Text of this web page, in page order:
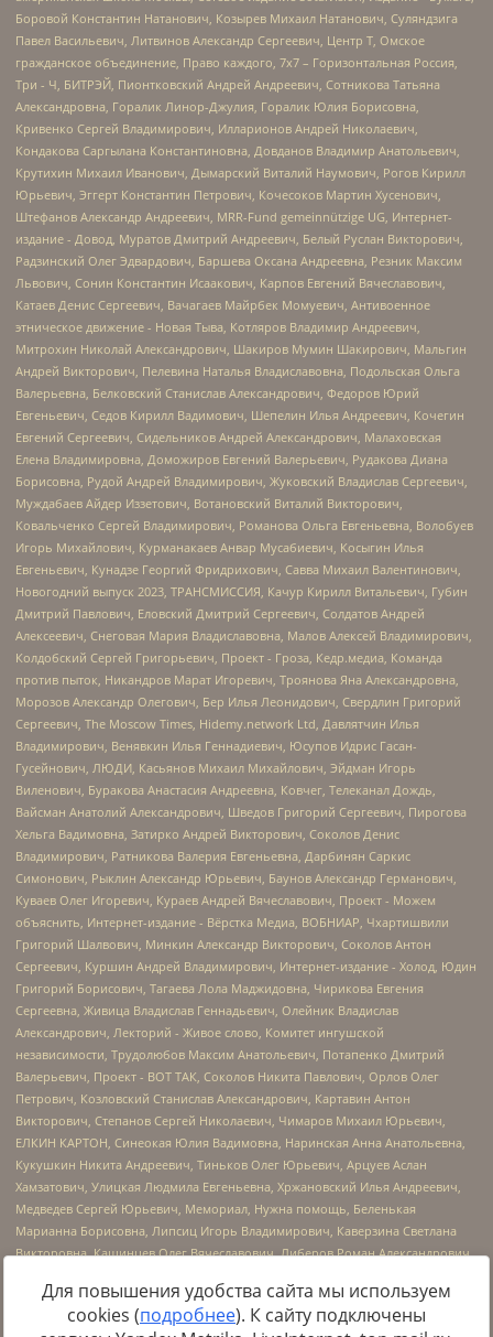
Для повышения удобства сайта мы используем
cookies (подробнее). К сайту подключены